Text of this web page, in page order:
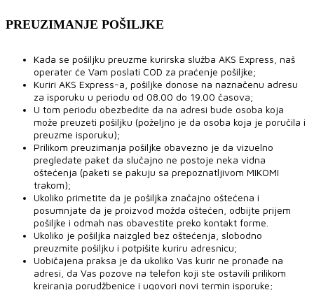
PREUZIMANJE POŠILJKE
Kada se pošiljku preuzme kurirska služba AKS Express, naš
operater će Vam poslati COD za praćenje pošiljke;
Kuriri AKS Express-a, pošiljke donose na naznačenu adresu
za isporuku u periodu od 08.00 do 19.00 časova;
U tom periodu obezbedite da na adresi bude osoba koja
može preuzeti pošiljku (poželjno je da osoba koja je poručila i
preuzme isporuku);
Prilikom preuzimanja pošiljke obavezno je da vizuelno
pregledate paket da slučajno ne postoje neka vidna
oštećenja (paketi se pakuju sa prepoznatljivom MIKOMI
trakom);
Ukoliko primetite da je pošiljka značajno oštećena i
posumnjate da je proizvod možda oštećen, odbijte prijem
pošiljke i odmah nas obavestite preko kontakt forme.
Ukoliko je pošiljka naizgled bez oštećenja, slobodno
preuzmite pošiljku i potpišite kuriru adresnicu;
Uobičajena praksa je da ukoliko Vas kurir ne pronađe na
adresi, da Vas pozove na telefon koji ste ostavili prilikom
kreiranja porudžbenice i ugovori novi termin isporuke;